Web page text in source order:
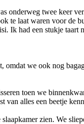
onderweg twee keer
te laat waren voor de
Ik had een stukje taart
omdat we ook nog
toen we
van alles een beetje
zien. We